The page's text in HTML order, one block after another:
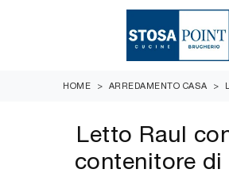
HOME > ARREDAMENTO CASA >
Letto Raul
contenitore di